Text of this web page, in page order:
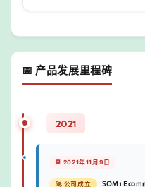
📅 产品发展里程碑
2021
📆 2021年11月9日
🚀 公司成立 SOM1